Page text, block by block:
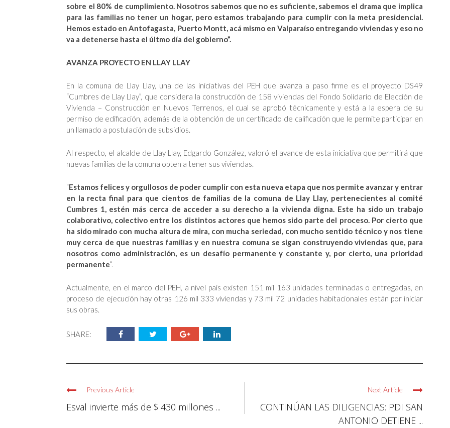
sobre el 80% de cumplimiento. Nosotros sabemos que no es suficiente, sabemos el drama que implica
para las familias no tener un hogar, pero estamos trabajando para cumplir con la meta presidencial.
Hemos estado en Antofagasta, Puerto Montt, acá mismo en Valparaíso entregando viviendas y eso no
va a detenerse hasta el últmo día del gobierno”.
AVANZA PROYECTO EN LLAY LLAY
En la comuna de Llay Llay, una de las iniciativas del PEH que avanza a paso firme es el proyecto DS49
“Cumbres de Llay Llay”, que considera la construcción de 158 viviendas del Fondo Solidario de Elección de
Vivienda – Construcción en Nuevos Terrenos, el cual se aprobó técnicamente y está a la espera de su
permiso de edificación, además de la obtención de un certificado de calificación que le permite participar en
un llamado a postulación de subsidios.
Al respecto, el alcalde de Llay Llay, Edgardo González, valoró el avance de esta iniciativa que permitirá que
nuevas familias de la comuna opten a tener sus viviendas.
“Estamos felices y orgullosos de poder cumplir con esta nueva etapa que nos permite avanzar y entrar
en la recta final para que cientos de familias de la comuna de Llay Llay, pertenecientes al comité
Cumbres 1, estén más cerca de acceder a su derecho a la vivienda digna. Este ha sido un trabajo
colaborativo, colectivo entre los distintos actores que hemos sido parte del proceso. Por cierto que
ha sido mirado con mucha altura de mira, con mucha seriedad, con mucho sentido técnico y nos tiene
muy cerca de que nuestras familias y en nuestra comuna se sigan construyendo viviendas que, para
nosotros como administración, es un desafío permanente y constante y, por cierto, una prioridad
permanente”.
Actualmente, en el marco del PEH, a nivel país existen 151 mil 163 unidades terminadas o entregadas, en
proceso de ejecución hay otras 126 mil 333 viviendas y 73 mil 72 unidades habitacionales están por iniciar
sus obras.
SHARE:
Previous Article
Esval invierte más de $ 430 millones ...
Next Article
CONTINÚAN LAS DILIGENCIAS: PDI SAN
ANTONIO DETIENE ...